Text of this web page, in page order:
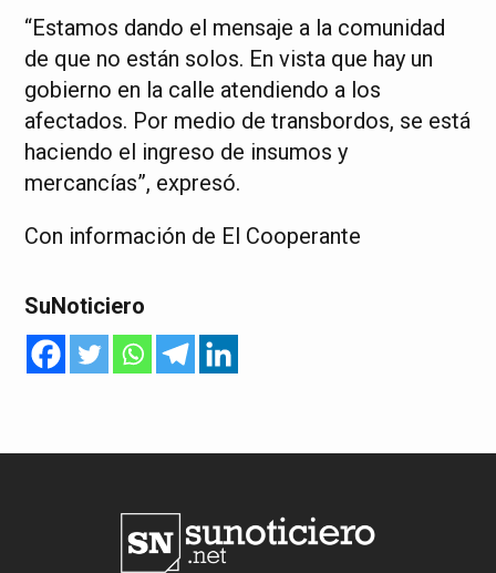
“Estamos dando el mensaje a la comunidad
de que no están solos. En vista que hay un
gobierno en la calle atendiendo a los
afectados. Por medio de transbordos, se está
haciendo el ingreso de insumos y
mercancías”, expresó.
Con información de El Cooperante
SuNoticiero